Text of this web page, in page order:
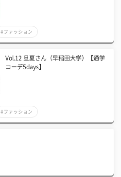
#ファッション
Vol.12 旦夏さん（早稲田大学）【通学
コーデ5days】
#ファッション